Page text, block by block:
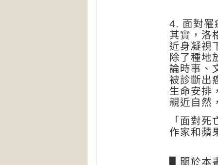
4. 面對罹
其實，洛
近身凝視
除了種地
論時事、
被診斷出
生命安排
親近自然
「面對死
作家和蘋
▋關於本